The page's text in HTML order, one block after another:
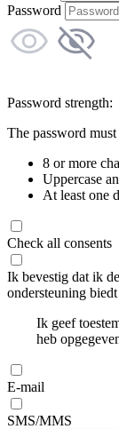
Password
Password strength:
The password
8 or more
Uppercase
At least one
Check all consents
Ik bevestig dat ik
ondersteuning
Ik geef
heb
E-mail
SMS/MMS